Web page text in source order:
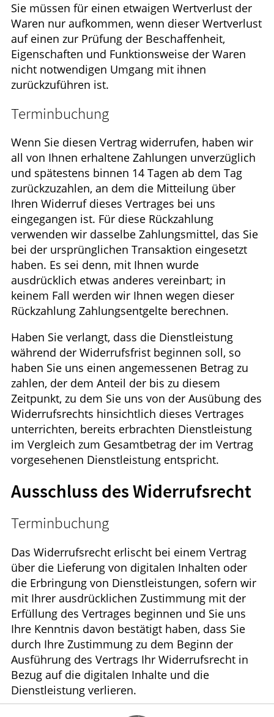
Sie müssen für einen etwaigen Wertverlust der
Waren nur aufkommen, wenn dieser Wertverlust
auf einen zur Prüfung der Beschaffenheit,
Eigenschaften und Funktionsweise der Waren
nicht notwendigen Umgang mit ihnen
zurückzuführen ist.
Terminbuchung
Wenn Sie diesen Vertrag widerrufen, haben wir
all von Ihnen erhaltene Zahlungen unverzüglich
und spätestens binnen 14 Tagen ab dem Tag
zurückzuzahlen, an dem die Mitteilung über
Ihren Widerruf dieses Vertrages bei uns
eingegangen ist. Für diese Rückzahlung
verwenden wir dasselbe Zahlungsmittel, das Sie
bei der ursprünglichen Transaktion eingesetzt
haben. Es sei denn, mit Ihnen wurde
ausdrücklich etwas anderes vereinbart; in
keinem Fall werden wir Ihnen wegen dieser
Rückzahlung Zahlungsentgelte berechnen.
Haben Sie verlangt, dass die Dienstleistung
während der Widerrufsfrist beginnen soll, so
haben Sie uns einen angemessenen Betrag zu
zahlen, der dem Anteil der bis zu diesem
Zeitpunkt, zu dem Sie uns von der Ausübung des
Widerrufsrechts hinsichtlich dieses Vertrages
unterrichten, bereits erbrachten Dienstleistung
im Vergleich zum Gesamtbetrag der im Vertrag
vorgesehenen Dienstleistung entspricht.
Ausschluss des Widerrufsrecht
Terminbuchung
Das Widerrufsrecht erlischt bei einem Vertrag
über die Lieferung von digitalen Inhalten oder
die Erbringung von Dienstleistungen, sofern wir
mit Ihrer ausdrücklichen Zustimmung mit der
Erfüllung des Vertrages beginnen und Sie uns
Ihre Kenntnis davon bestätigt haben, dass Sie
durch Ihre Zustimmung zu dem Beginn der
Ausführung des Vertrags Ihr Widerrufsrecht in
Bezug auf die digitalen Inhalte und die
Dienstleistung verlieren.